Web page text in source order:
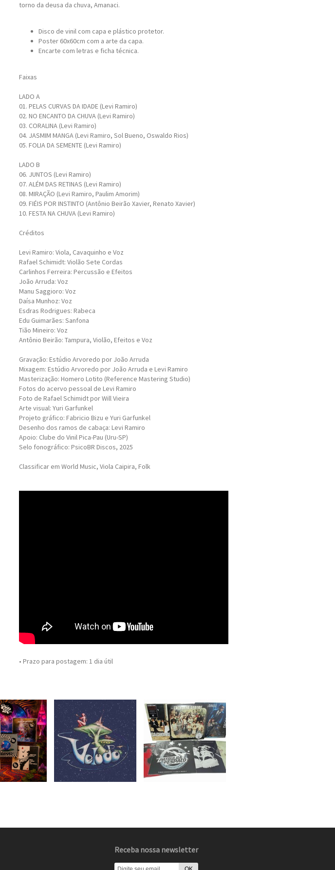
torno da deusa da chuva, Amanaci.
Disco de vinil com capa e plástico protetor.
Poster 60x60cm com a arte da capa.
Encarte com letras e ficha técnica.
Faixas
LADO A
01. PELAS CURVAS DA IDADE (Levi Ramiro)
02. NO ENCANTO DA CHUVA (Levi Ramiro)
03. CORALINA (Levi Ramiro)
04. JASMIM MANGA (Levi Ramiro, Sol Bueno, Oswaldo Rios)
05. FOLIA DA SEMENTE (Levi Ramiro)
LADO B
06. JUNTOS (Levi Ramiro)
07. ALÉM DAS RETINAS (Levi Ramiro)
08. MIRAÇÃO (Levi Ramiro, Paulim Amorim)
09. FIÉIS POR INSTINTO (Antônio Beirão Xavier, Renato Xavier)
10. FESTA NA CHUVA (Levi Ramiro)
Créditos
Levi Ramiro: Viola, Cavaquinho e Voz
Rafael Schimidt: Violão Sete Cordas
Carlinhos Ferreira: Percussão e Efeitos
João Arruda: Voz
Manu Saggioro: Voz
Daísa Munhoz: Voz
Esdras Rodrigues: Rabeca
Edu Guimarães: Sanfona
Tião Mineiro: Voz
Antônio Beirão: Tampura, Violão, Efeitos e Voz
Gravação: Estúdio Arvoredo por João Arruda
Mixagem: Estúdio Arvoredo por João Arruda e Levi Ramiro
Masterização: Homero Lotito (Reference Mastering Studio)
Fotos do acervo pessoal de Levi Ramiro
Foto de Rafael Schimidt por Will Vieira
Arte visual: Yuri Garfunkel
Projeto gráfico: Fabricio Bizu e Yuri Garfunkel
Desenho dos ramos de cabaça: Levi Ramiro
Apoio: Clube do Vinil Pica-Pau (Uru-SP)
Selo fonográfico: PsicoBR Discos, 2025
Classificar em World Music, Viola Caipira, Folk
• Prazo para postagem: 1 dia útil
Receba nossa newsletter